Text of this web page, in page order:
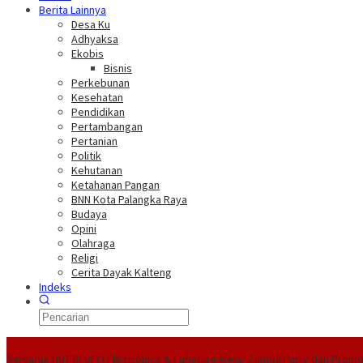
Berita Lainnya
Desa Ku
Adhyaksa
Ekobis
Bisnis
Perkebunan
Kesehatan
Pendidikan
Pertambangan
Pertanian
Politik
Kehutanan
Ketahanan Pangan
BNN Kota Palangka Raya
Budaya
Opini
Olahraga
Religi
Cerita Dayak Kalteng
Indeks
Semarak HUT RI UFO Electronics & Furniture Gelar Zumba Party dan